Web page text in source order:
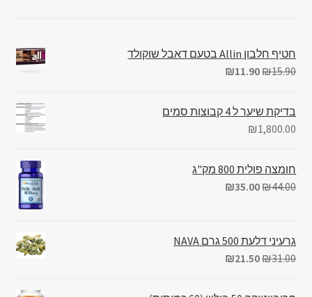
חטיף חלבון Allin בטעם דאבל שוקולד
₪15.90
₪11.90
בדיקת שיער ל 4 קבוצות סמים
₪1,800.00
חומצה פולית 800 מק"ג
₪44.00
₪35.00
גרעיני דלעת 500 גרם NAVA
₪31.00
₪21.50